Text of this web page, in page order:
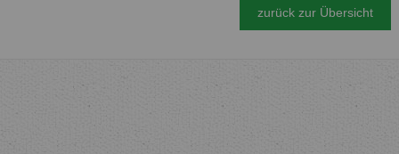
zurück zur Übersicht